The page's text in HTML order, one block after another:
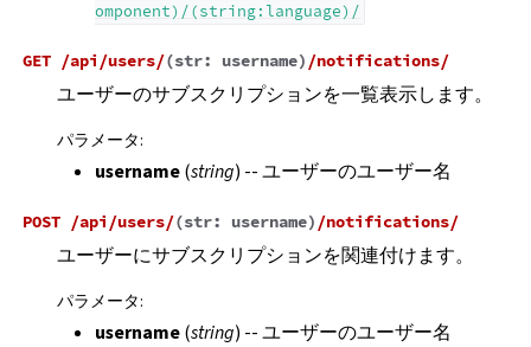
omponent)/(string:language)/
GET /api/users/(str: username) /notifications/
ユーザーのサブスクリプションを一覧表示します。
パラメータ:
username(string) -- ユーザーのユーザー名
POST /api/users/(str: username) /notifications/
ユーザーにサブスクリプションを関連付けます。
パラメータ:
username(string) -- ユーザーのユーザー名